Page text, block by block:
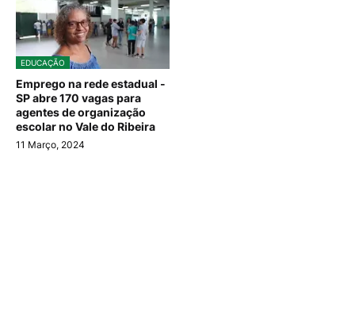
EDUCAÇÃO
Emprego na rede estadual -
SP abre 170 vagas para
agentes de organização
escolar no Vale do Ribeira
11 Março, 2024